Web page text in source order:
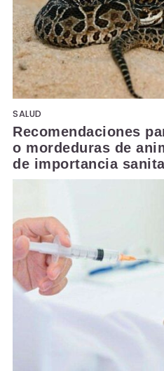
SALUD
Recomendaciones
o mordeduras de
de importancia